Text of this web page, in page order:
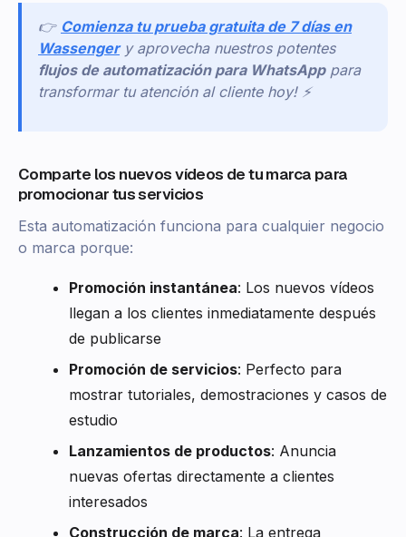
👉 Comienza tu prueba gratuita de 7 días en
Wassenger y aprovecha nuestros potentes
flujos de automatización para WhatsApp para
transformar tu atención al cliente hoy! ⚡
Comparte los nuevos vídeos de tu marca para
promocionar tus servicios
Esta automatización funciona para cualquier negocio
o marca porque:
Promoción instantánea: Los nuevos vídeos
llegan a los clientes inmediatamente después
de publicarse
Promoción de servicios: Perfecto para
mostrar tutoriales, demostraciones y casos de
estudio
Lanzamientos de productos: Anuncia
nuevas ofertas directamente a clientes
interesados
Construcción de marca: La entrega